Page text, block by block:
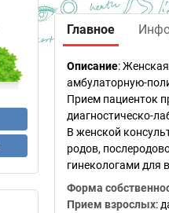
Главное
Описание:
амбулаторную-
Прием пациенток
диагностическо-
В женской
родов,
гинекологами для
Форма
Прием взрослых: